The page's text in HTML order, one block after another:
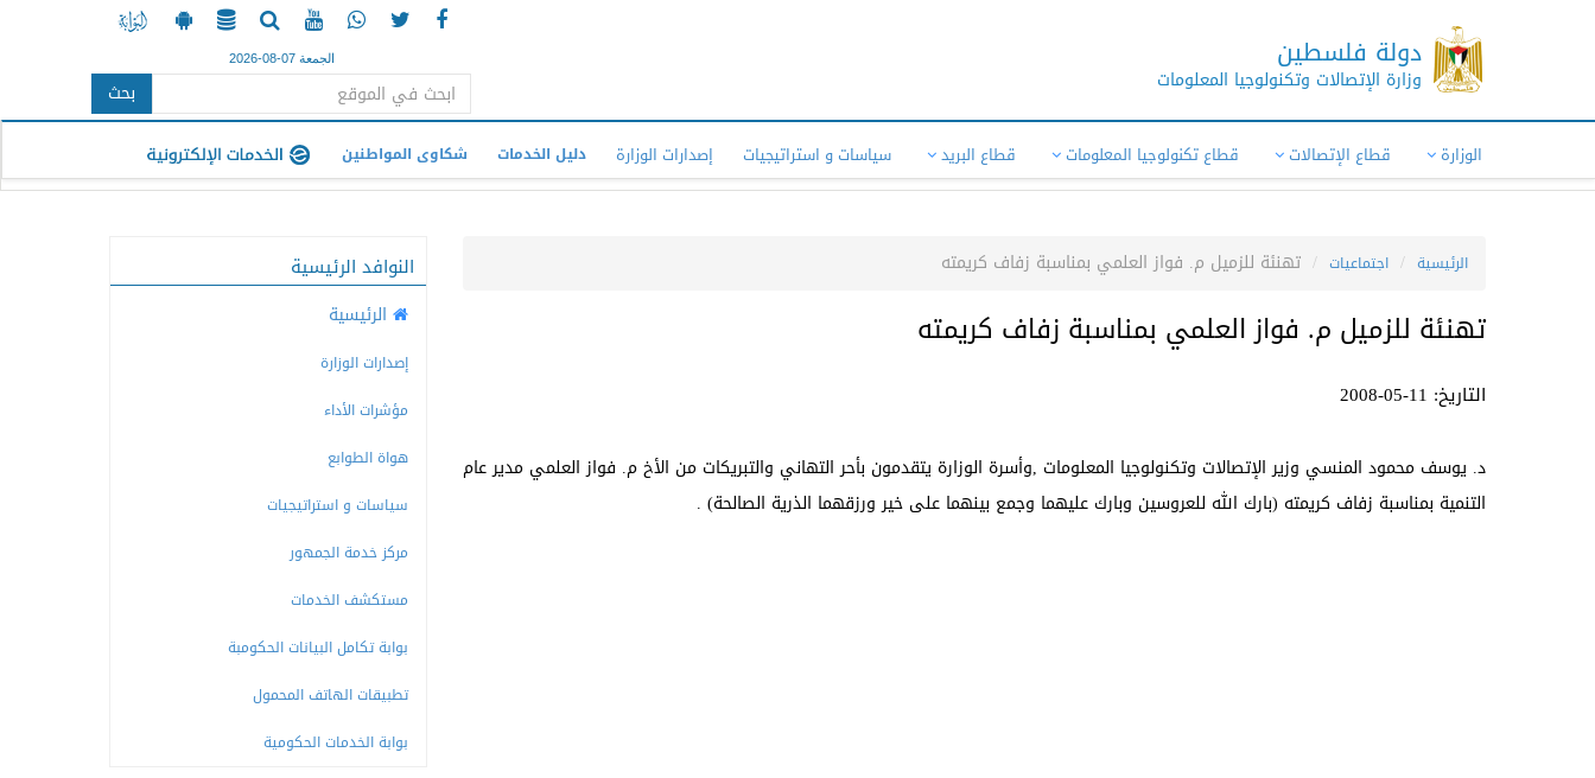
دولة فلسطين
وزارة الإتصالات وتكنولوجيا المعلومات
الجمعة 07-08-2026
بحث
الوزارة قطاع الإتصالات قطاع تكنولوجيا المعلومات قطاع البريد سياسات و استراتيجيات إصدارات الوزارة دليل الخدمات شكاوى المواطنين
الرئيسية اجتماعيات تهنئة للزميل م. فواز العلمي بمناسبة زفاف كريمته
تهنئة للزميل م. فواز العلمي بمناسبة زفاف كريمته
التاريخ: 11-05-2008
د. يوسف محمود المنسي وزير الإتصالات وتكنولوجيا المعلومات ,وأسرة الوزارة يتقدمون بأحر التهاني والتبريكات من الأخ م. فواز العلمي مدير عام
التنمية بمناسبة زفاف كريمته (بارك الله للعروسين وبارك عليهما وجمع بينهما على خير ورزقهما الذرية الصالحة) .
النوافد الرئيسية
الرئيسية
إصدارات الوزارة
مؤشرات الأداء
هواة الطوابع
سياسات و استراتيجيات
مركز خدمة الجمهور
مستكشف الخدمات
بوابة تكامل البيانات الحكومبة
تطبيقات الهاتف المحمول
بوابة الخدمات الحكومية